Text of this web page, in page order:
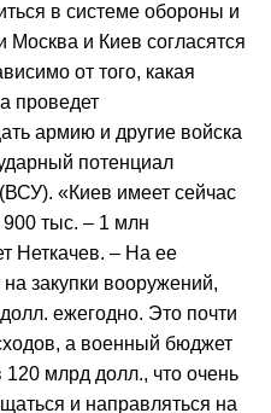
в системе обороны и
Москва и Киев согласятся
от того, какая
проведет
армию и другие войска
потенциал
«Киев имеет сейчас
тыс. – 1 млн
Неткачев. – На ее
закупки вооружений,
ежегодно. Это почти
а военный бюджет
млрд долл., что очень
и направляться на